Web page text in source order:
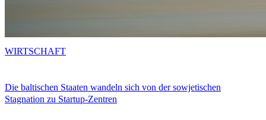
Die baltischen Staaten wandeln sich von der sowjetischen
Stagnation zu Startup-Zentren
WIRTSCHAFT